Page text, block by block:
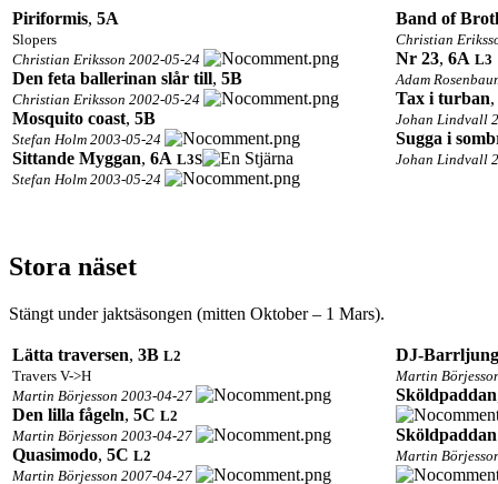
Piriformis, 5A
Slopers
Christian Eriksson 2002-05-24
Den feta ballerinan slår till, 5B
Christian Eriksson 2002-05-24
Mosquito coast, 5B
Stefan Holm 2003-05-24
Sittande Myggan, 6A L3S
Stefan Holm 2003-05-24
Band of
Christian
Nr 23, 6A L3
Adam
Tax i turban,
Johan Lindvall
Sugga i
Johan Lindvall
Stora näset
Stängt under jaktsäsongen (mitten Oktober – 1 Mars).
Lätta traversen, 3B L2
Travers V->H
Martin Börjesson 2003-04-27
Den lilla fågeln, 5C L2
Martin Börjesson 2003-04-27
Quasimodo, 5C L2
Martin Börjesson 2007-04-27
DJ-
Martin
Sköldpaddan
Sköldpaddan
Martin